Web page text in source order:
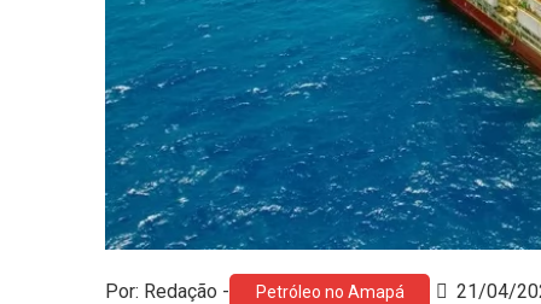
Por: Redação - Petróleo no Amapá 21/04/